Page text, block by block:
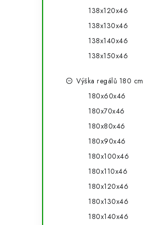
138x120x46
138x130x46
138x140x46
138x150x46
Výška regálů 180 cm
180x60x46
180x70x46
180x80x46
180x90x46
180x100x46
180x110x46
180x120x46
180x130x46
180x140x46